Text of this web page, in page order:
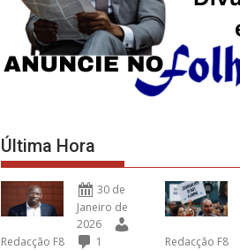
Última Hora
30 de
Janeiro de
2026
Redacção F8
1
Redacção F8